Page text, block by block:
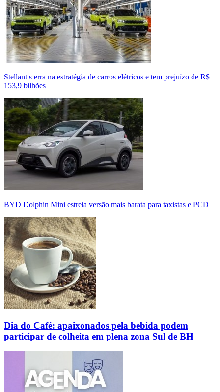
Stellantis erra na estratégia de carros elétricos e tem prejuízo de R$
153,9 bilhões
BYD Dolphin Mini estreia versão mais barata para taxistas e PCD
Dia do Café: apaixonados pela bebida podem
participar de colheita em plena zona Sul de BH